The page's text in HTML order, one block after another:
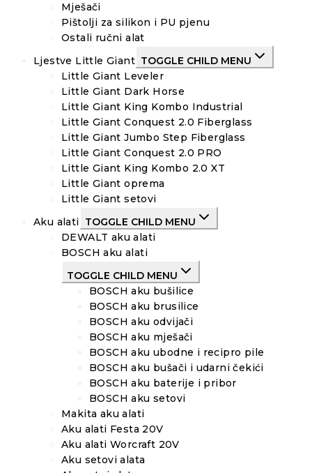
Mješači
Pištolji za silikon i PU pjenu
Ostali ručni alat
Ljestve Little Giant TOGGLE CHILD MENU
Little Giant Leveler
Little Giant Dark Horse
Little Giant King Kombo Industrial
Little Giant Conquest 2.0 Fiberglass
Little Giant Jumbo Step Fiberglass
Little Giant Conquest 2.0 PRO
Little Giant King Kombo 2.0 XT
Little Giant oprema
Little Giant setovi
Aku alati TOGGLE CHILD MENU
DEWALT aku alati
BOSCH aku alati
TOGGLE CHILD MENU
BOSCH aku bušilice
BOSCH aku brusilice
BOSCH aku odvijači
BOSCH aku mješači
BOSCH aku ubodne i recipro pile
BOSCH aku bušači i udarni čekići
BOSCH aku baterije i pribor
BOSCH aku setovi
Makita aku alati
Aku alati Festa 20V
Aku alati Worcraft 20V
Aku setovi alata